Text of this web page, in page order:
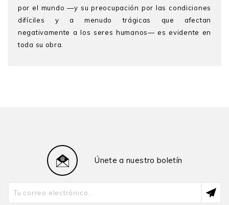
por el mundo —y su preocupación por las condiciones
difíciles y a menudo trágicas que afectan
negativamente a los seres humanos— es evidente en
toda su obra.
juez de la Corte Interamericana de Derechos Humanos
entre 2004 y 2015, y su presidente por dos periodos
hasta diciembre de 2013. Ejerció como relator especial
y abogados entre 2016 y 2022. Además, ha ocupado
Únete a nuestro boletín